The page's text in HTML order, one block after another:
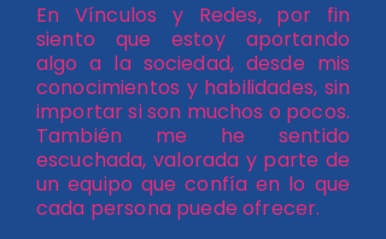
En Vínculos y Redes, por fin
siento que estoy aportando
algo a la sociedad, desde mis
conocimientos y habilidades, sin
importar si son muchos o pocos.
También me he sentido
escuchada, valorada y parte de
un equipo que confía en lo que
cada persona puede ofrecer.